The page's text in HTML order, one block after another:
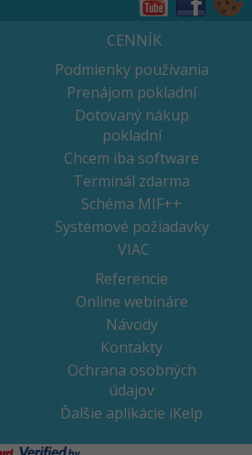
CENNÍK
Podmienky používania
Prenájom pokladní
Dotovaný nákup
pokladní
Chcem iba software
Terminál zdarma
Schéma MIF++
Systémové požiadavky
VIAC
Referencie
Online webináre
Návody
Kontakty
Ochrana osobných
údajov
Ďalšie aplikácie iKelp